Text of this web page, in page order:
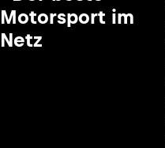
Motorsport im
Netz